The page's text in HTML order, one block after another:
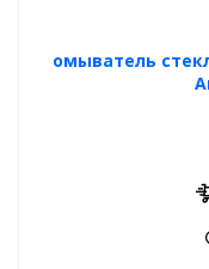
омыватель